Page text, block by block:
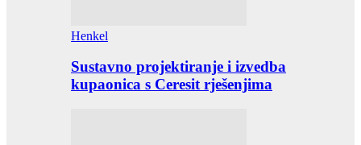
Henkel
Sustavno projektiranje i izvedba
kupaonica s Ceresit rješenjima